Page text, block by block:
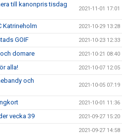
till kanonpris tisdag
2021-11-01 17:01
Katrineholm 2021-10-29 13:28
GOIF 2021-10-23 12:33
domare 2021-10-21 08:40
alla! 2021-10-07 12:05
och
2021-10-05 07:19
2021-10-01 11:36
vecka 39 2021-09-27 15:20
2021-09-27 14:58